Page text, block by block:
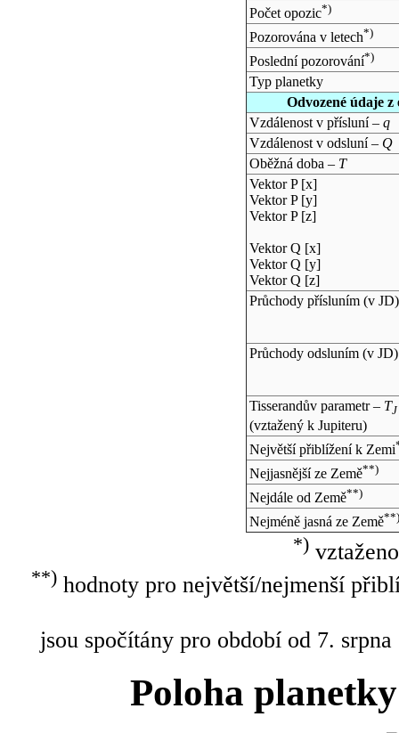
Počet opozic*)
Pozorována v letech*)
Poslední pozorování*)
Typ planetky
Odvozené údaje
Vzdálenost v přísluní – q
Vzdálenost v odsluní – Q
Oběžná doba – T
Vektor P [x]
Vektor P [y]
Vektor P [z]
Vektor Q [x]
Vektor Q [y]
Vektor Q [z]
Průchody přísluním (v JD)
Průchody odsluním (v JD)
Tisserandův parametr – TJ
(vztažený k Jupiteru)
Největší přiblížení k Zemi
Nejjasnější ze Země**)
Nejdále od Země**)
Nejméně jasná ze Země**)
*)
**)hodnoty pro největší/nejmenší
jsou spočítány pro období od 7.
Poloha